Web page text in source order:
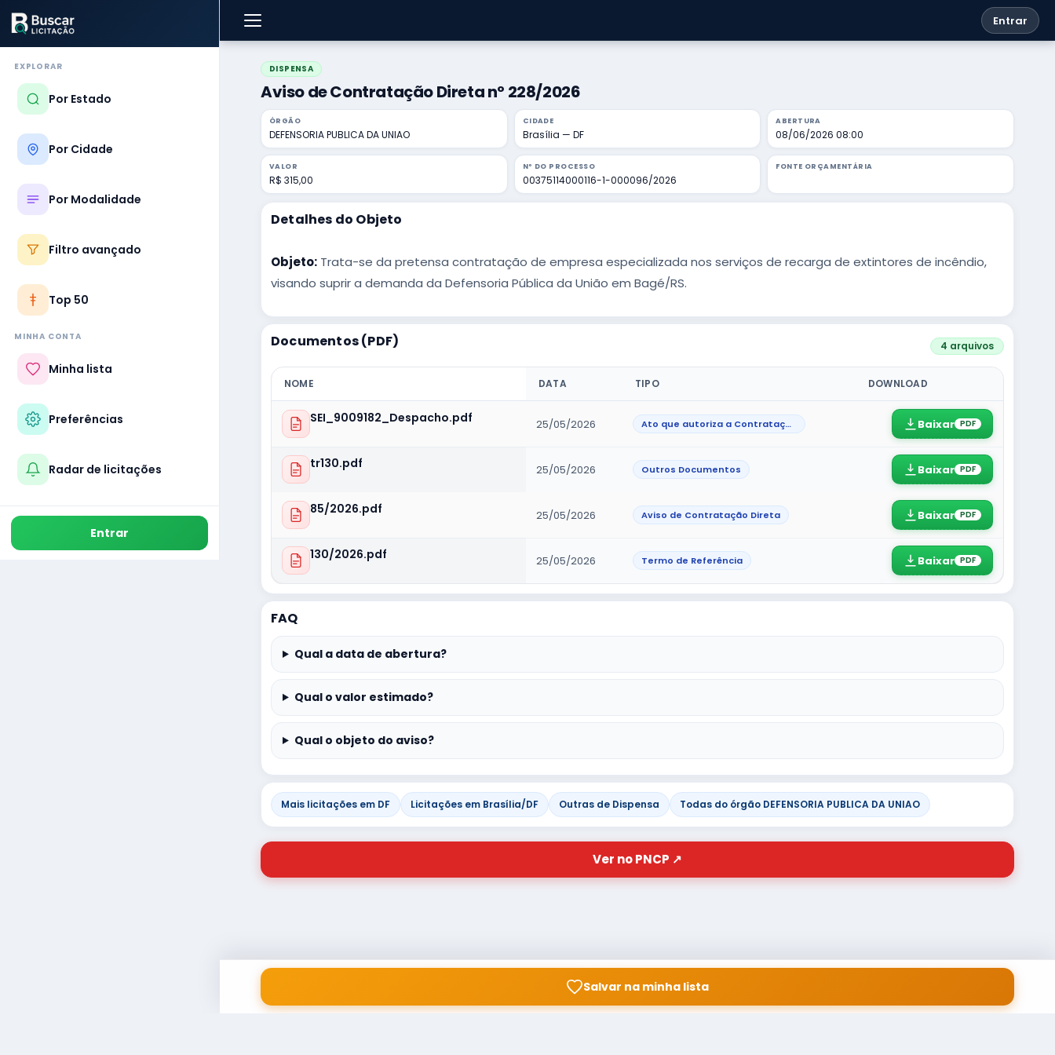
Entrar
EXPLORAR
Por Estado
Por Cidade
Por Modalidade
Filtro avançado
Top 50
MINHA CONTA
Minha lista
Preferências
Radar de licitações
Entrar
DISPENSA
Aviso de Contratação Direta nº 228/2026
ÓRGÃO
DEFENSORIA PUBLICA DA UNIAO
CIDADE
Brasília — DF
ABERTURA
08/06/2026 08:00
VALOR
R$ 315,00
Nº DO PROCESSO
00375114000116-1-000096/2026
FONTE ORÇAMENTÁRIA
Detalhes do Objeto
Objeto: Trata-se da pretensa contratação de empresa especializada nos serviços de recarga de extintores de incêndio,
visando suprir a demanda da Defensoria Pública da União em Bagé/RS.
Documentos (PDF) 4 arquivos
NOME DATA TIPO DOWNLOAD
SEI_9009182_Despacho.pdf 25/05/2026 Ato que autoriza a Contratação Direta Baixar PDF
tr130.pdf 25/05/2026 Outros Documentos Baixar PDF
85/2026.pdf 25/05/2026 Aviso de Contratação Direta Baixar PDF
130/2026.pdf 25/05/2026 Termo de Referência Baixar PDF
FAQ
Qual a data de abertura?
Qual o valor estimado?
Qual o objeto do aviso?
Mais licitações em DF Licitações em Brasília/DF Outras de Dispensa Todas do órgão DEFENSORIA PUBLICA DA UNIAO
Ver no PNCP ↗
Salvar na minha lista